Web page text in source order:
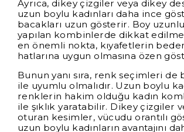
Ayrıca, dikey çizgiler veya dikey
uzun boylu kadınları daha ince
bacakları uzun gösterir. Boy
yapılan kombinlerde dikkat
en önemli nokta, kıyafetlerin
hatlarına uygun olmasına özen
Bunun yanı sıra, renk seçimleri de
ile uyumlu olmalıdır. Uzun boylu
renklerin hakim olduğu kadın
ile şıklık yaratabilir. Dikey çizgiler
oturan kesimler, vücudu orantılı
uzun boylu kadınların avantajını